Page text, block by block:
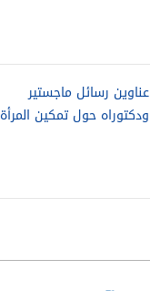
عناوين رسائل ماجستير
ودكتوراه حول تمكين المرأة